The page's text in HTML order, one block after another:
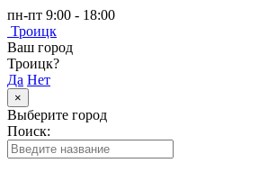
пн-пт 9:00 - 18:00
Троицк
Ваш город
Троицк?
Да Нет
×
Выберите город
Поиск: